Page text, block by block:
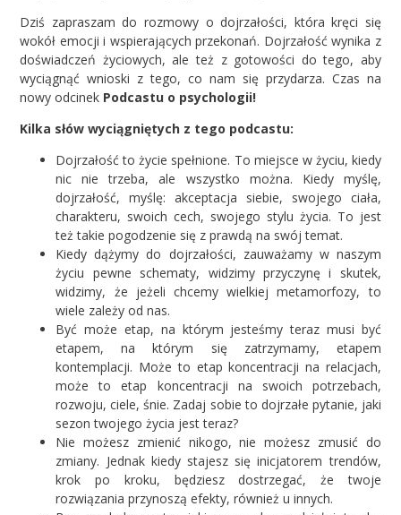
Dziś zapraszam do rozmowy o dojrzałości, która kręci się
wokół emocji i wspierających przekonań. Dojrzałość wynika z
doświadczeń życiowych, ale też z gotowości do tego, aby
wyciągnąć wnioski z tego, co nam się przydarza. Czas na
nowy odcinek Podcastu o psychologii!
Kilka słów wyciągniętych z tego podcastu:
Dojrzałość to życie spełnione. To miejsce w życiu, kiedy
nic nie trzeba, ale wszystko można. Kiedy myślę,
dojrzałość, myślę: akceptacja siebie, swojego ciała,
charakteru, swoich cech, swojego stylu życia. To jest
też takie pogodzenie się z prawdą na swój temat.
Kiedy dążymy do dojrzałości, zauważamy w naszym
życiu pewne schematy, widzimy przyczynę i skutek,
widzimy, że jeżeli chcemy wielkiej metamorfozy, to
wiele zależy od nas.
Być może etap, na którym jesteśmy teraz musi być
etapem, na którym się zatrzymamy, etapem
kontemplacji. Może to etap koncentracji na relacjach,
może to etap koncentracji na swoich potrzebach,
rozwoju, ciele, śnie. Zadaj sobie to dojrzałe pytanie, jaki
sezon twojego życia jest teraz?
Nie możesz zmienić nikogo, nie możesz zmusić do
zmiany. Jednak kiedy stajesz się inicjatorem trendów,
krok po kroku, będziesz dostrzegać, że twoje
rozwiązania przynoszą efekty, również u innych.